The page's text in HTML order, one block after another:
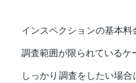
インスペクションの基本料
調査範囲が限られているケ
しっかり調査をしたい場合